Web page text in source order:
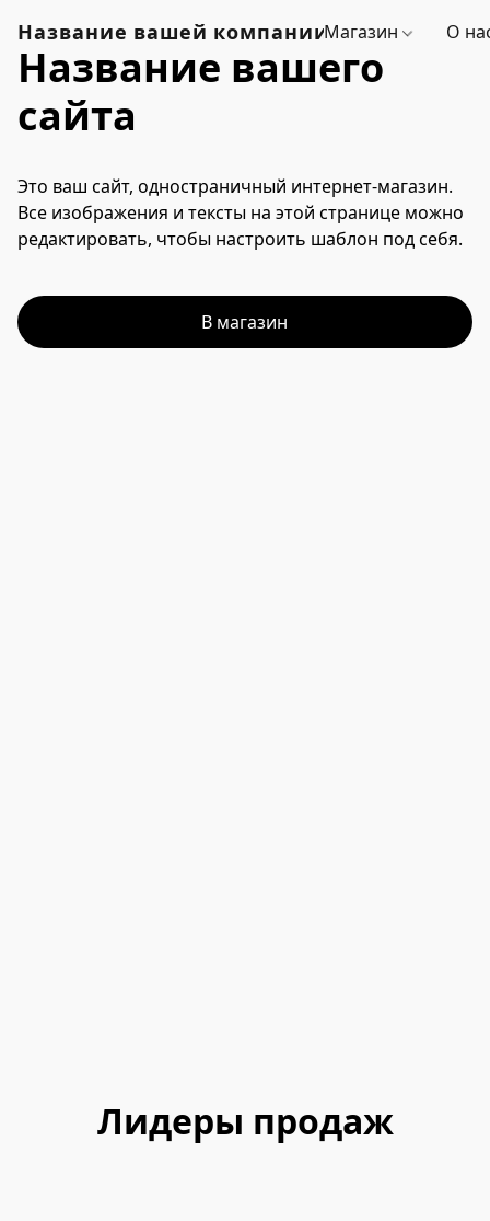
Название вашей компанииМагазин О
Название вашего
сайта
Это ваш сайт, одностраничный интернет-магазин.
Все изображения и тексты на этой странице можно
редактировать, чтобы настроить шаблон под себя.
В магазин
Лидеры продаж